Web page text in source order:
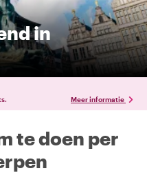
in
Meer informatie
te doen per